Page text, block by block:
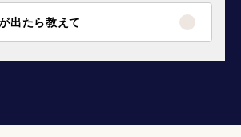
出たら教えて